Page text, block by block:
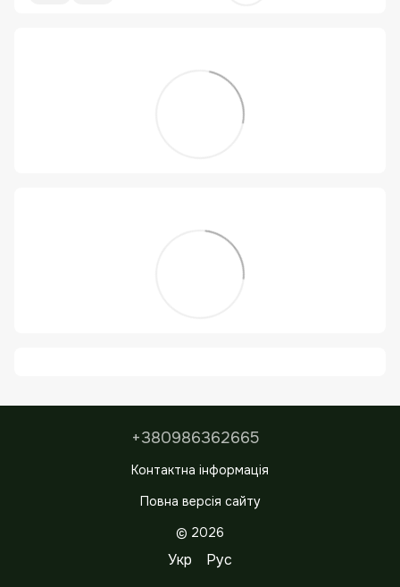
+380986362665
Контактна інформація
Повна версія сайту
© 2026
Укр Рус